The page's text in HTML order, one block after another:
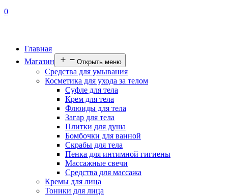
0
Главная
Магазин
Открыть меню
Средства для умывания
Косметика для ухода за телом
Суфле для тела
Крем для тела
Флюиды для тела
Загар для тела
Плитки для душа
Бомбочки для ванной
Скрабы для тела
Пенка для интимной гигиены
Массажные свечи
Средства для массажа
Кремы для лица
Тоники для лица